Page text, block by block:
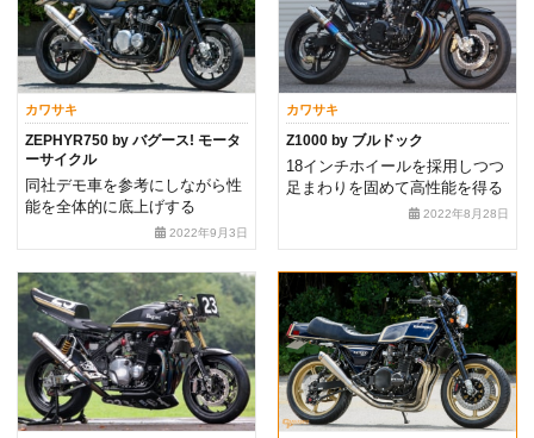
カワサキ
ZEPHYR750 by バグース! モータ
ーサイクル
同社デモ車を参考にしながら性
能を全体的に底上げする
2022年9月3日
カワサキ
Z1000 by ブルドック
18インチホイールを採用しつつ
足まわりを固めて高性能を得る
2022年8月28日